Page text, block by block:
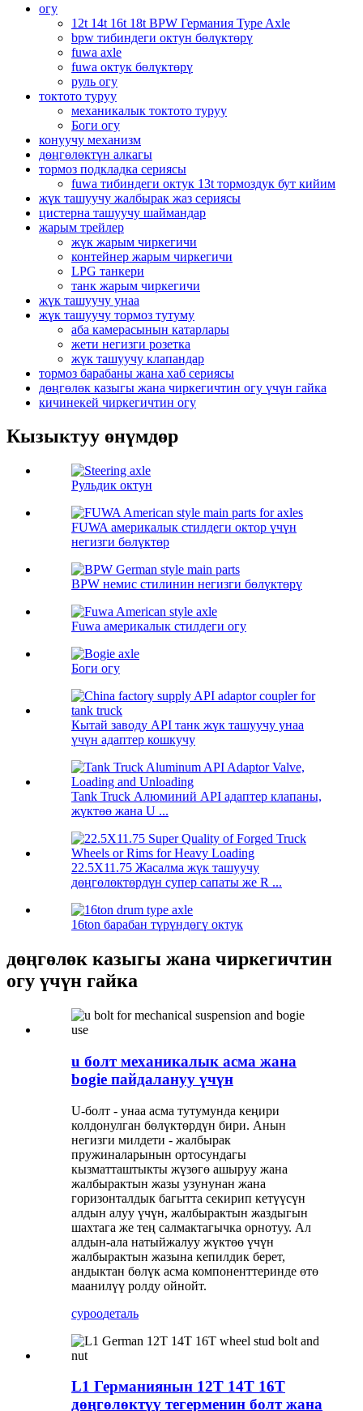
огу
12t 14t 16t 18t BPW Германия Type Axle
bpw тибиндеги октун бөлүктөрү
fuwa axle
fuwa октук бөлүктөрү
руль огу
токтото туруу
механикалык токтото туруу
Боги огу
конуучу механизм
дөңгөлөктүн алкагы
тормоз подкладка сериясы
fuwa тибиндеги октук 13t тормоздук бут кийим
жүк ташуучу жалбырак жаз сериясы
цистерна ташуучу шаймандар
жарым трейлер
жүк жарым чиркегичи
контейнер жарым чиркегичи
LPG танкери
танк жарым чиркегичи
жүк ташуучу унаа
жүк ташуучу тормоз тутуму
аба камерасынын катарлары
жети негизги розетка
жүк ташуучу клапандар
тормоз барабаны жана хаб сериясы
дөңгөлөк казыгы жана чиркегичтин огу үчүн гайка
кичинекей чиркегичтин огу
Кызыктуу өнүмдөр
Рульдик октун
FUWA америкалык стилдеги октор үчүн
негизги бөлүктөр
BPW немис стилинин негизги бөлүктөрү
Fuwa америкалык стилдеги огу
Боги огу
Кытай заводу API танк жүк ташуучу унаа
үчүн адаптер кошкучу
Tank Truck Алюминий API адаптер клапаны,
жүктөө жана U ...
22.5X11.75 Жасалма жүк ташуучу
дөңгөлөктөрдүн супер сапаты же R ...
16ton барабан түрүндөгү октук
дөңгөлөк казыгы жана чиркегичтин
огу үчүн гайка
u болт механикалык асма жана
bogie пайдалануу үчүн
U-болт - унаа асма тутумунда кеңири
колдонулган бөлүктөрдүн бири. Анын
негизги милдети - жалбырак
пружиналарынын ортосундагы
кызматташтыкты жүзөгө ашыруу жана
жалбырактын жазы узунунан жана
горизонталдык багытта секирип кетүүсүн
алдын алуу үчүн, жалбырактын жаздыгын
шахтага же тең салмактагычка орнотуу. Ал
алдын-ала натыйжалуу жүктөө үчүн
жалбырактын жазына кепилдик берет,
андыктан бөлүк асма компоненттеринде өтө
маанилүү ролду ойнойт.
суроодеталь
L1 Германиянын 12T 14T 16T
дөңгөлөктүү тегерменин болт жана